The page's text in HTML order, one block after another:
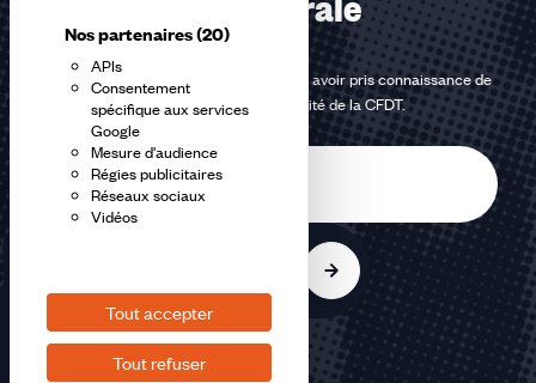
Nos partenaires(20)
APIs
Consentement
spécifique aux services
Google
Mesure d'audience
Régies publicitaires
Réseaux sociaux
Vidéos
Tout accepter
Tout refuser
En m'inscrivant à la newsletter, j'affirme avoir pris connaissance de
lapolitique de confidentialité de la CFDT.